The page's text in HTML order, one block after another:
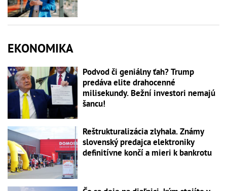
EKONOMIKA
Podvod či geniálny ťah? Trump
predáva elite drahocenné
milisekundy. Bežní investori nemajú
šancu!
Reštrukturalizácia zlyhala. Známy
slovenský predajca elektroniky
definitívne končí a mieri k bankrotu